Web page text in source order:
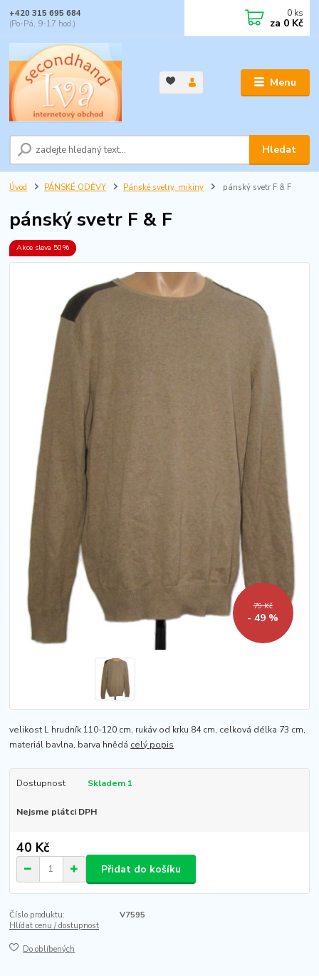
Menu
Hledat
+420 315 695 684
(Po-Pá, 9-17 hod.)
0 ks
za 0 Kč
Úvod PÁNSKÉ ODĚVY Pánské svetry, mikiny pánský svetr F & F
pánský svetr F & F
Akce sleva 50%
79 Kč
- 49 %
velikost L hrudník 110-120 cm, rukáv od krku 84 cm, celková délka 73 cm,
materiál bavlna, barva hnědá celý popis
Dostupnost Skladem 1
Nejsme plátci DPH
40 Kč
Přidat do košíku
Číslo produktu:
V7595
Hlídat cenu / dostupnost
Do oblíbených